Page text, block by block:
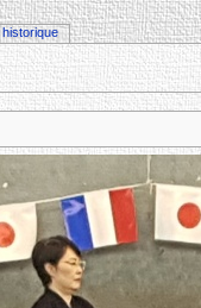
historique